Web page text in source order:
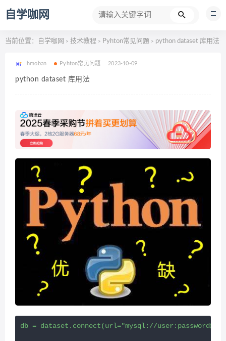
自学咖网
当前位置： 自学咖网 > 技术教程 > Pyhton常见问题 > python dataset 库用法
hmoban Pyhton常见问题 2023-10-09
python dataset 库用法
db = dataset.connect(url="mysql://